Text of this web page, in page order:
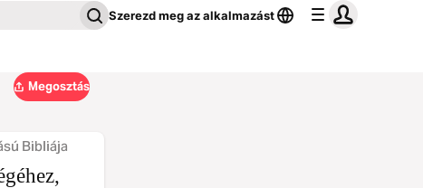
Szerezd meg az alkalmazást
Megosztás
Bibliája